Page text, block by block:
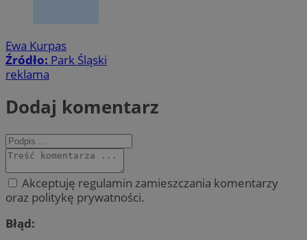
Ewa Kurpas
Źródło: Park Śląski
reklama
Dodaj komentarz
Akceptuję regulamin zamieszczania komentarzy
oraz politykę prywatności.
Błąd: